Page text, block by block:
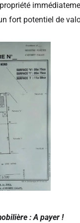
fort potentiel de
: A payer !